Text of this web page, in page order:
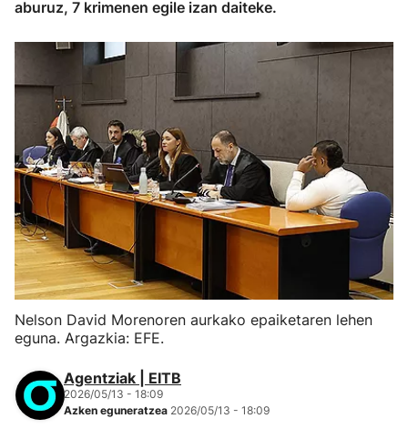
aburuz, 7 krimenen egile izan daiteke.
Nelson David Morenoren aurkako epaiketaren lehen
eguna. Argazkia: EFE.
Agentziak | EITB
2026/05/13 - 18:09
Azken eguneratzea 2026/05/13 - 18:09